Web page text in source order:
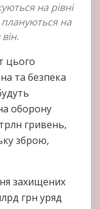
на рівні
на
цього
та безпека
оборону
гривень,
зброю,
захищених
грн уряд